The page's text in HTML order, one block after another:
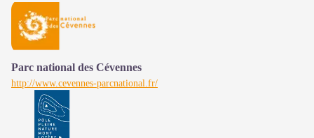
Parc national des Cévennes
http://www.cevennes-parcnational.fr/